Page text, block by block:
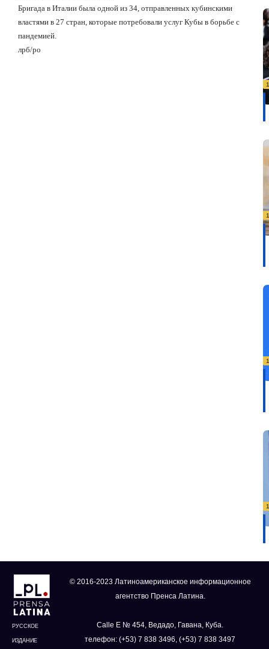
Бригада в Италии была одной из 34, отправленных кубинскими
властями в 27 стран, которые потребовали услуг Кубы в борьбе с
пандемией.
лрб/ро
РУССКОЕ
ИЗДАНИЕ
© 2016-2023 Латиноамериканское информационное
агентство Пренса Латина.
Calle E № 454, Ведадо, Гавана, Куба.
телефон: (+53) 7 838 3496, (+53) 7 838 3497